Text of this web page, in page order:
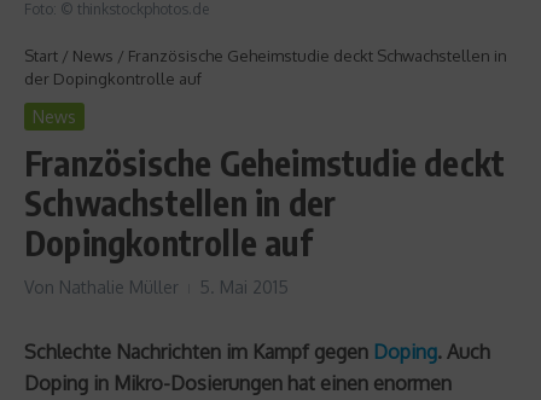
Foto: © thinkstockphotos.de
Start / News / Französische Geheimstudie deckt Schwachstellen in
der Dopingkontrolle auf
News
Französische Geheimstudie deckt
Schwachstellen in der
Dopingkontrolle auf
Von Nathalie Müller 5. Mai 2015
Schlechte Nachrichten im Kampf gegen Doping. Auch
Doping in Mikro-Dosierungen hat einen enormen